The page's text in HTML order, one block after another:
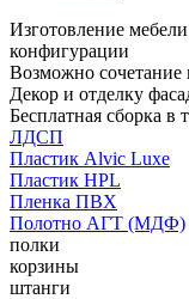
Изготовление
конфигурации
Возможно сочетание
Декор и отделку
Бесплатная сборка в
ЛДСП
Пластик Alvic Luxe
Пластик HPL
Пленка ПВХ
Полотно АГТ (МДФ)
полки
корзины
штанги